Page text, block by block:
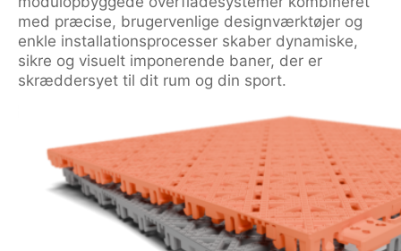
med præcise, brugervenlige designværktøjer og
enkle installationsprocesser skaber dynamiske,
sikre og visuelt imponerende baner, der er
skræddersyet til dit rum og din sport.